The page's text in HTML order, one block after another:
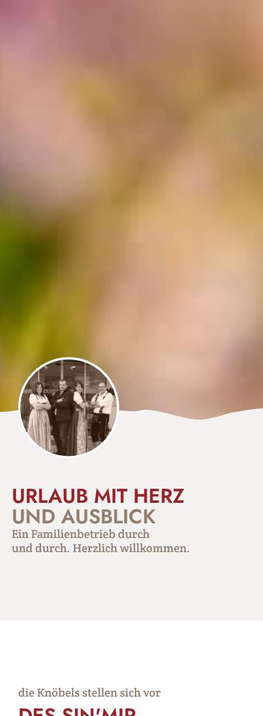
URLAUB MIT HERZ
UND AUSBLICK
Ein Familienbetrieb durch
und durch. Herzlich willkommen.
die Knöbels stellen sich vor